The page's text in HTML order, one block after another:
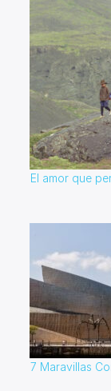
El amor que
7 Maravillas